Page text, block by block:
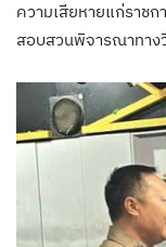
ความเสียหายแก่ราช
สอบสวนพิจารณาทาง